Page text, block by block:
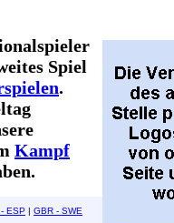
Spiel
.
Kampf
ESP | GBR - SWE